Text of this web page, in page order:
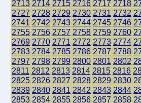
2713 2714 2715 2716 2717 2718
2727 2728 2729 2730 2731 2732
2741 2742 2743 2744 2745 2746
2755 2756 2757 2758 2759 2760
2769 2770 2771 2772 2773 2774
2783 2784 2785 2786 2787 2788
2797 2798 2799 2800 2801 2802
2811 2812 2813 2814 2815 2816
2825 2826 2827 2828 2829 2830
2839 2840 2841 2842 2843 2844
2853 2854 2855 2856 2857 2858